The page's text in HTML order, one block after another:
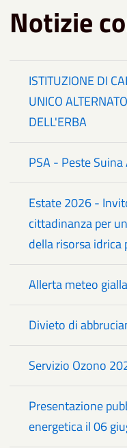
Notizie
ISTITUZIONE DI
UNICO
DELL'ERBA
PSA - Peste
Estate 2026 -
cittadinanza per
della risorsa idrica
Allerta meteo gialla
Divieto di
Servizio Ozono
Presentazione
energetica il 06